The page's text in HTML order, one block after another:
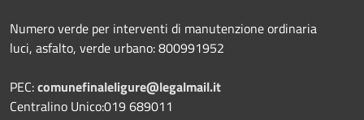
Numero verde per interventi di manutenzione ordinaria
luci, asfalto, verde urbano: 800991952
PEC:comunefinaleligure@legalmail.it
Centralino Unico:019 689011